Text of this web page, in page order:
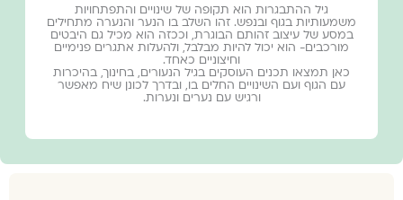
גיל ההתבגרות הוא תקופה של שינויים והתפתחויות
משמעותיות בגוף ובנפש. זהו השלב בו הנער והנערה מתחילים
במסע של עיצוב זהותם הבוגרת, וככזה הוא מכיל גם היבטים
מורכבים- הוא יכול להיות מבלבל, ולהעלות אתגרים פנימיים
וחיצוניים כאחד.
כאן תמצאו תכנים העוסקים בגיל הנעורים, בחינוך, בהיכרות
עם הגוף ועם השינויים החלים בו, ובדרך לכונן שיח מאפשר
ורגיש עם נערים ונערות.